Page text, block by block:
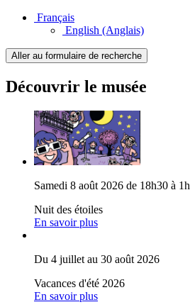
Français
English (Anglais)
Aller au formulaire de recherche
Découvrir le musée
Samedi 8 août 2026 de 18h30 à 1h
Nuit des étoiles
En savoir plus
Du 4 juillet au 30 août 2026
Vacances d'été 2026
En savoir plus